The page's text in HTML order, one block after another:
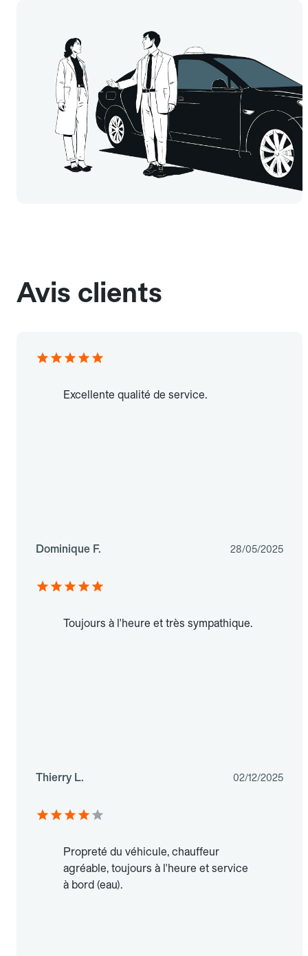
Avis clients
Excellente qualité de service.
Dominique F. 28/05/2025
Toujours à l'heure et très sympathique.
Thierry L. 02/12/2025
Propreté du véhicule, chauffeur
agréable, toujours à l'heure et service
à bord (eau).